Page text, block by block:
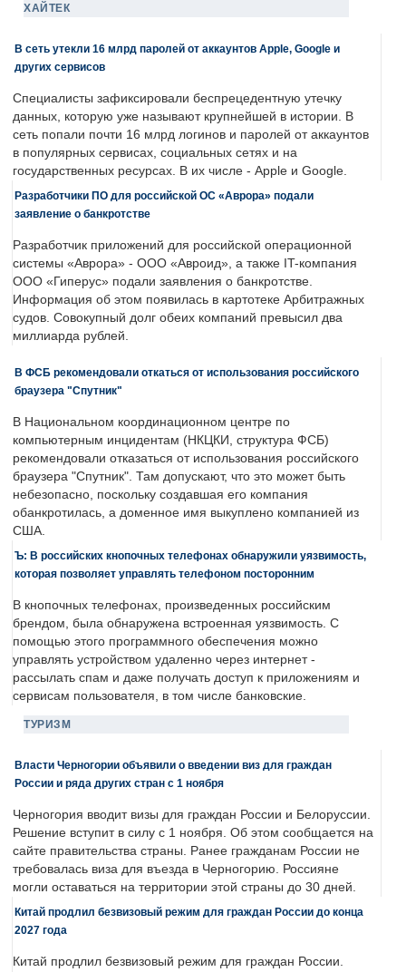
ХАЙТЕК
В сеть утекли 16 млрд паролей от аккаунтов Apple, Google и
других сервисов
Специалисты зафиксировали беспрецедентную утечку
данных, которую уже называют крупнейшей в истории. В
сеть попали почти 16 млрд логинов и паролей от аккаунтов
в популярных сервисах, социальных сетях и на
государственных ресурсах. В их числе - Apple и Google.
Разработчики ПО для российской ОС «Аврора» подали
заявление о банкротстве
Разработчик приложений для российской операционной
системы «Аврора» - ООО «Авроид», а также IT-компания
ООО «Гиперус» подали заявления о банкротстве.
Информация об этом появилась в картотеке Арбитражных
судов. Совокупный долг обеих компаний превысил два
миллиарда рублей.
В ФСБ рекомендовали откаться от использования российского
браузера "Спутник"
В Национальном координационном центре по
компьютерным инцидентам (НКЦКИ, структура ФСБ)
рекомендовали отказаться от использования российского
браузера "Спутник". Там допускают, что это может быть
небезопасно, поскольку создавшая его компания
обанкротилась, а доменное имя выкуплено компанией из
США.
Ъ: В российских кнопочных телефонах обнаружили уязвимость,
которая позволяет управлять телефоном посторонним
В кнопочных телефонах, произведенных российским
брендом, была обнаружена встроенная уязвимость. С
помощью этого программного обеспечения можно
управлять устройством удаленно через интернет -
рассылать спам и даже получать доступ к приложениям и
сервисам пользователя, в том числе банковские.
ТУРИЗМ
Власти Черногории объявили о введении виз для граждан
России и ряда других стран с 1 ноября
Черногория вводит визы для граждан России и Белоруссии.
Решение вступит в силу с 1 ноября. Об этом сообщается на
сайте правительства страны. Ранее гражданам России не
требовалась виза для въезда в Черногорию. Россияне
могли оставаться на территории этой страны до 30 дней.
Китай продлил безвизовый режим для граждан России до конца
2027 года
Китай продлил безвизовый режим для граждан России.